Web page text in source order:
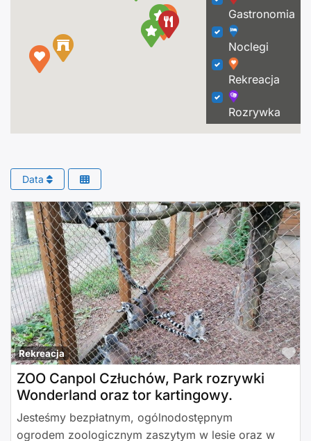
Gastronomia
Noclegi
Rekreacja
Rozrywka
Data
Rekreacja
ZOO Canpol Człuchów, Park rozrywki
Wonderland oraz tor kartingowy.
Jesteśmy bezpłatnym, ogólnodostępnym
ogrodem zoologicznym zaszytym w lesie oraz w